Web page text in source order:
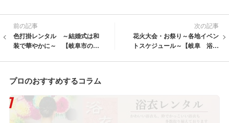
前の記事
色打掛レンタル ～結婚式は和
装で華やかに～ 【岐阜市の和
次の記事
花火大会・お祭り～各地イベン
トスケジュール～【岐阜 浴衣
月・8月
プロのおすすめするコラム